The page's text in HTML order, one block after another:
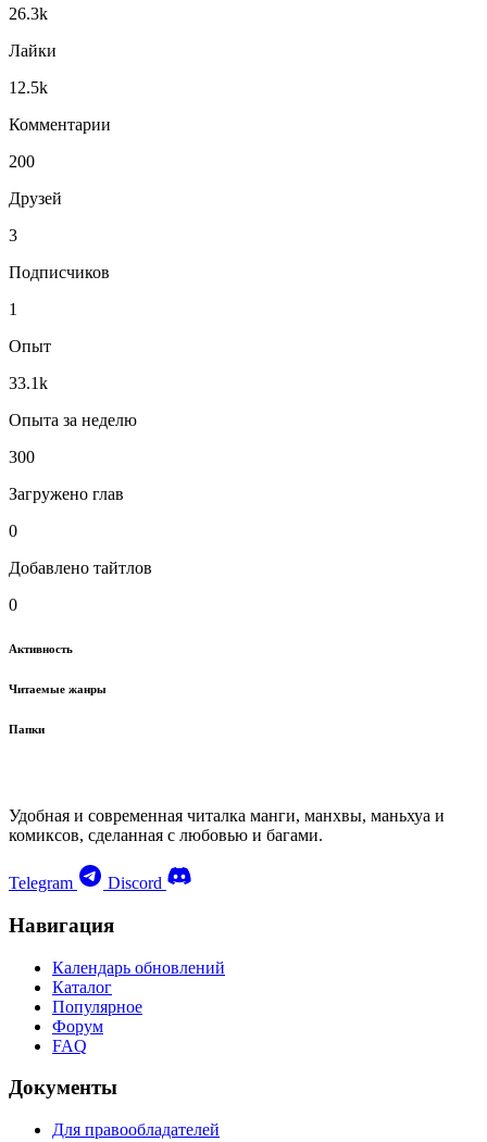
26.3k
Лайки
12.5k
Комментарии
200
Друзей
3
Подписчиков
1
Опыт
33.1k
Опыта за неделю
300
Загружено глав
0
Добавлено тайтлов
0
Активность
Читаемые жанры
Папки
Удобная и современная читалка манги, манхвы, маньхуа и
комиксов, сделанная с любовью и багами.
Telegram Discord
Навигация
Календарь обновлений
Каталог
Популярное
Форум
FAQ
Документы
Для правообладателей